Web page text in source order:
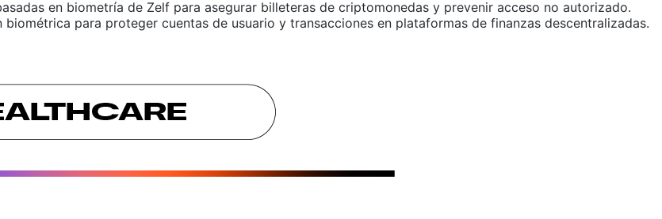
en biometría de Zelf para asegurar billeteras de criptomonedas y prevenir acceso no autorizado.
biométrica para proteger cuentas de usuario y transacciones en plataformas de finanzas descentralizadas.